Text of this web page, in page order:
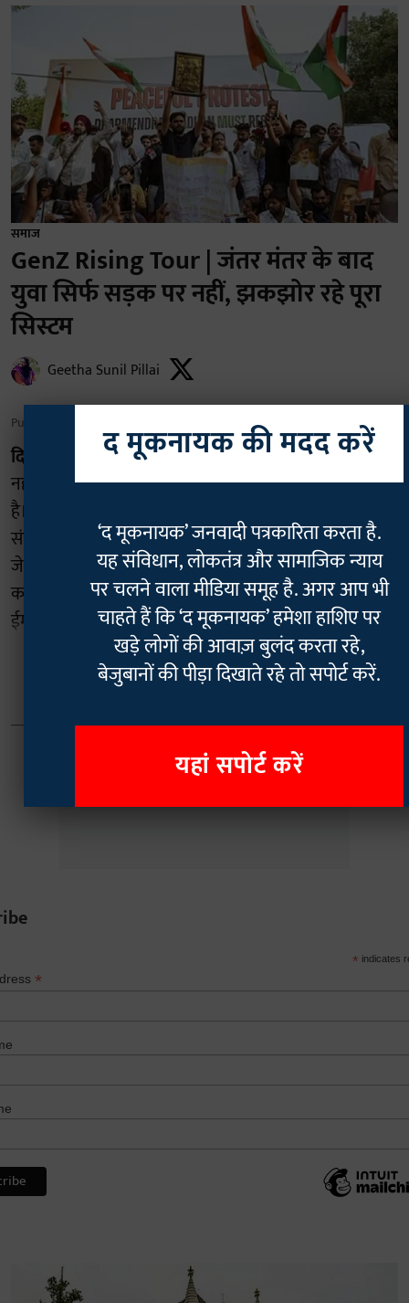
समाज
GenZ Rising Tour | जंतर मंतर के बाद
युवा सिर्फ सड़क पर नहीं, झकझोर रहे पूरा
सिस्टम
Geetha Sunil Pillai
Published on
दिल्ली-
जंतर मंतर पर चले युवा आंदोलन ने सिर्फ एक मंत्री को
नहीं हटाया, बल्कि पूरे देश की सत्ता-प्रतिष्ठान को झकझोर दिया
है। अब युवाओं की बात सुनने की कोशिश हर तरफ दिख रही है।
संघ प्रमुख मोहन भागवत ने गुरुवार को मुंबई में जेन-जेड और
जेन-अल्फा से करीब एक घंटे तक संवाद किया। उन्होंने साफ
कहा कि यह पीढ़ी पुरानी पीढ़ी से भी ज्यादा देशभक्त और
ईमानदार है, उनकी बात सुननी चाहिए। भागवत न ...
Read More
* indicates
*
द मूकनायक की मदद करें
‘द मूकनायक’ जनवादी पत्रकारिता करता है.
यह संविधान, लोकतंत्र और सामाजिक न्याय
पर चलने वाला मीडिया समूह है. अगर आप भी
चाहते हैं कि ‘द मूकनायक’ हमेशा हाशिए पर
खड़े लोगों की आवाज़ बुलंद करता रहे,
बेजुबानों की पीड़ा दिखाते रहे तो सपोर्ट करें.
यहां सपोर्ट करें